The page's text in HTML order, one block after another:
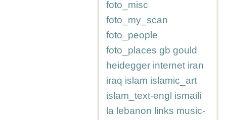
foto_misc
foto_my_scan
foto_people
foto_places gb gould
heidegger internet iran
iraq islam islamic_art
islam_text-engl ismaili
la lebanon links music-